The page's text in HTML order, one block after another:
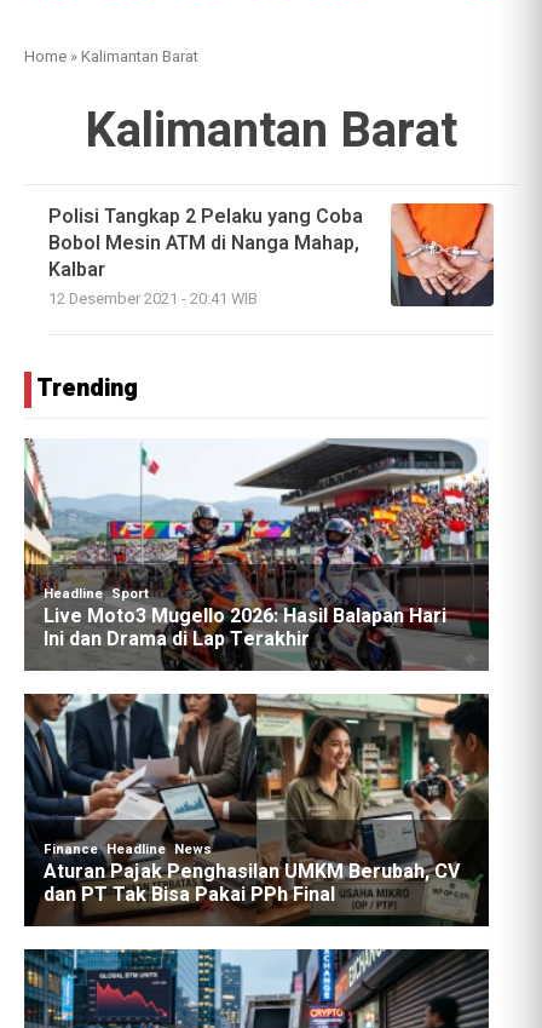
Home »Kalimantan Barat
Kalimantan Barat
Polisi Tangkap 2 Pelaku yang Coba
Bobol Mesin ATM di Nanga Mahap,
Kalbar
12 Desember 2021 - 20:41 WIB
Trending